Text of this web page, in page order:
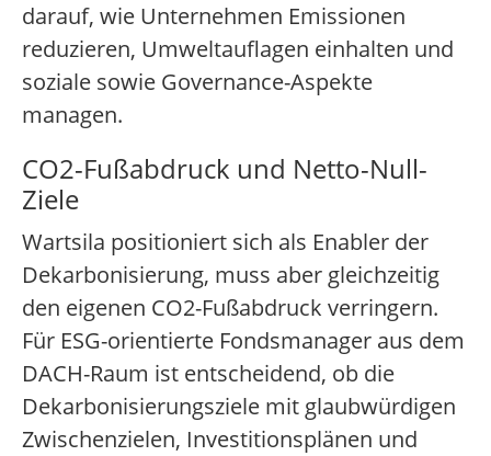
darauf, wie Unternehmen Emissionen
reduzieren, Umweltauflagen einhalten und
soziale sowie Governance-Aspekte
managen.
CO2-Fußabdruck und Netto-Null-
Ziele
Wartsila positioniert sich als Enabler der
Dekarbonisierung, muss aber gleichzeitig
den eigenen CO2-Fußabdruck verringern.
Für ESG-orientierte Fondsmanager aus dem
DACH-Raum ist entscheidend, ob die
Dekarbonisierungsziele mit glaubwürdigen
Zwischenzielen, Investitionsplänen und